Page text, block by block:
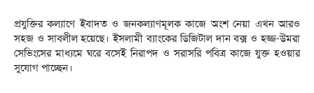
প্রযুক্তির কল্যাণে ইবাদত ও জনকল্যাণমূলক কাজে অংশ নেয়া এখন আরও
সহজ ও সাবলীল হয়েছে। ইসলামী ব্যাংকের ডিজিটাল দান বক্স ও হজ্জ-উমরা
সেভিংসের মাধ্যমে ঘরে বসেই নিরাপদ ও সরাসরি পবিত্র কাজে যুক্ত হওয়ার
সুযোগ পাচ্ছেন।